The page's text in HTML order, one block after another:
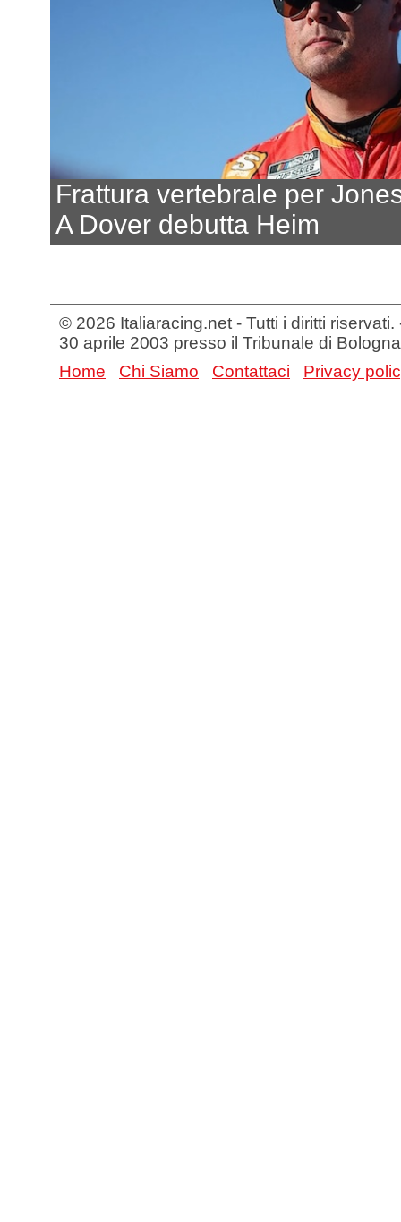
Frattura vertebrale per
A Dover debutta Heim
© 2026 Italiaracing.net - Tutti i diritti
30 aprile 2003 presso il Tribunale di Bologna
Home
Chi Siamo Contattaci Privacy